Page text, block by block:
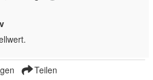
Teilen